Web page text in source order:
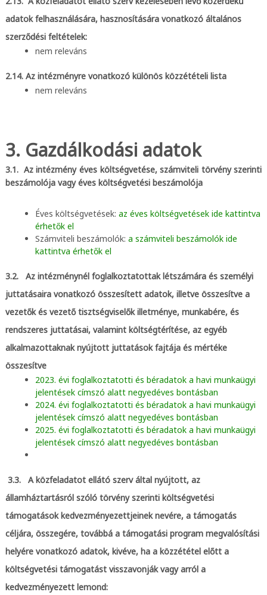
adatok felhasználására, hasznosítására vonatkozó általános
szerződési feltételek:
nem releváns
2.14. Az intézményre vonatkozó különös közzétételi lista
nem releváns
3. Gazdálkodási adatok
3.1. Az intézmény éves költségvetése, számviteli törvény szerinti
beszámolója vagy éves költségvetési beszámolója
Éves költségvetések: az éves költségvetések ide kattintva
érhetők el
Számviteli beszámolók: a számviteli beszámolók ide
kattintva érhetők el
3.2. Az intézménynél foglalkoztatottak létszámára és személyi
juttatásaira vonatkozó összesített adatok, illetve összesítve a
vezetők és vezető tisztségviselők illetménye, munkabére, és
rendszeres juttatásai, valamint költségtérítése, az egyéb
alkalmazottaknak nyújtott juttatások fajtája és mértéke
összesítve
2023. évi foglalkoztatotti és béradatok a havi munkaügyi
jelentések címszó alatt negyedéves bontásban
2024. évi foglalkoztatotti és béradatok a havi munkaügyi
jelentések címszó alatt negyedéves bontásban
2025. évi foglalkoztatotti és béradatok a havi munkaügyi
jelentések címszó alatt negyedéves bontásban
3.3. A közfeladatot ellátó szerv által nyújtott, az
államháztartásról szóló törvény szerinti költségvetési
támogatások kedvezményezettjeinek nevére, a támogatás
céljára, összegére, továbbá a támogatási program megvalósítási
helyére vonatkozó adatok, kivéve, ha a közzététel előtt a
költségvetési támogatást visszavonják vagy arról a
kedvezményezett lemond: